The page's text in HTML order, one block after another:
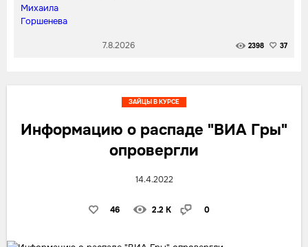
7.8.2026 2398 37
Информацию о распаде "ВИА Гры"
опровергли
14.4.2022
46 2.2 K 0
ЗАЙЦЫ В КУРСЕ